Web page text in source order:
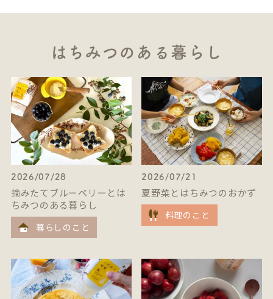
はちみつのある暮らし
2026/07/28
摘みたてブルーベリーとは
ちみつのある暮らし
暮らしのこと
2026/07/21
夏野菜とはちみつのおかず
料理のこと